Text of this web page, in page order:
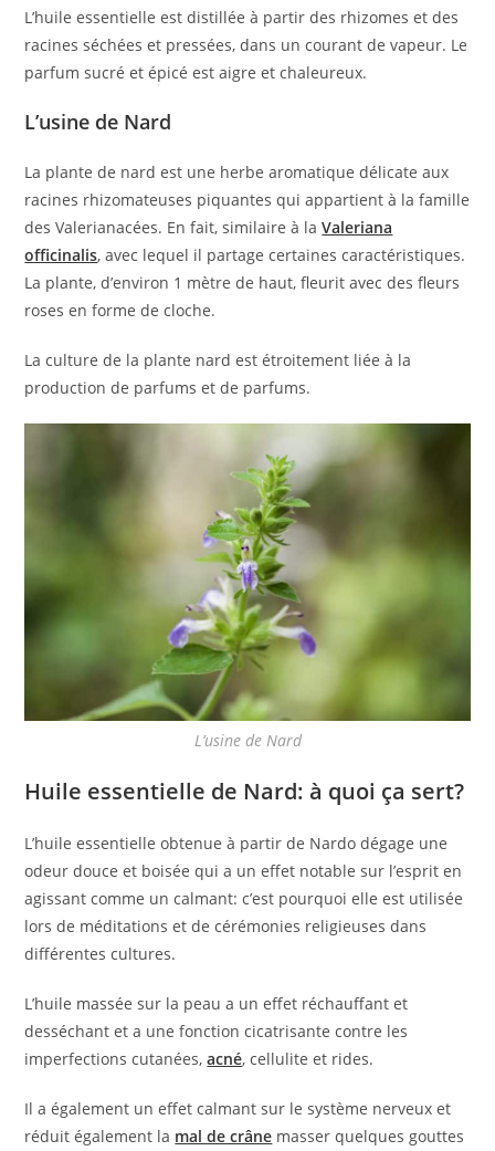
L’huile essentielle est distillée à partir des rhizomes et des
racines séchées et pressées, dans un courant de vapeur. Le
parfum sucré et épicé est aigre et chaleureux.
L’usine de Nard
La plante de nard est une herbe aromatique délicate aux
racines rhizomateuses piquantes qui appartient à la famille
des Valerianacées. En fait, similaire à laValeriana
officinalis, avec lequel il partage certaines caractéristiques.
La plante, d’environ 1 mètre de haut, fleurit avec des fleurs
roses en forme de cloche.
La culture de la plante nard est étroitement liée à la
production de parfums et de parfums.
L’usine de Nard
Huile essentielle de Nard: à quoi ça sert?
L’huile essentielle obtenue à partir de Nardo dégage une
odeur douce et boisée qui a un effet notable sur l’esprit en
agissant comme un calmant: c’est pourquoi elle est utilisée
lors de méditations et de cérémonies religieuses dans
différentes cultures.
L’huile massée sur la peau a un effet réchauffant et
desséchant et a une fonction cicatrisante contre les
imperfections cutanées,acné, cellulite et rides.
Il a également un effet calmant sur le système nerveux et
réduit également la mal de crâne masser quelques gouttes